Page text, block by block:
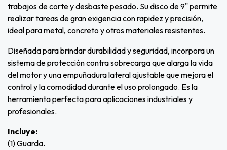
trabajos de corte y desbaste pesado. Su disco de 9" permite
realizar tareas de gran exigencia con rapidez y precisión,
ideal para metal, concreto y otros materiales resistentes.
Diseñada para brindar durabilidad y seguridad, incorpora un
sistema de protección contra sobrecarga que alarga la vida
del motor y una empuñadura lateral ajustable que mejora el
control y la comodidad durante el uso prolongado. Es la
herramienta perfecta para aplicaciones industriales y
profesionales.
Incluye:
(1) Guarda.